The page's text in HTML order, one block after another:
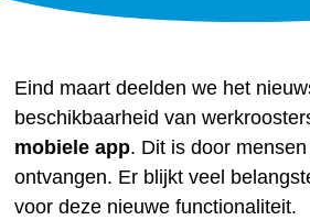
Eind maart deelden we het
beschikbaarheid van
mobiele app. Dit is door
ontvangen. Er blijkt veel
voor deze nieuwe functionaliteit.